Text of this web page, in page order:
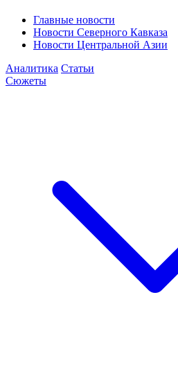
Главные новости
Новости Северного Кавказа
Новости Центральной Азии
Аналитика Статьи
Сюжеты